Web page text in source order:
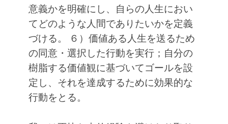
意義かを明確にし、自らの人生におい
てどのような人間でありたいかを定義
づける。
６）価値ある人生を送るため
の同意・選択した行動を実行；自分の
樹脂する価値観に基づいてゴールを設
定し、それを達成するために効果的な
行動をとる。